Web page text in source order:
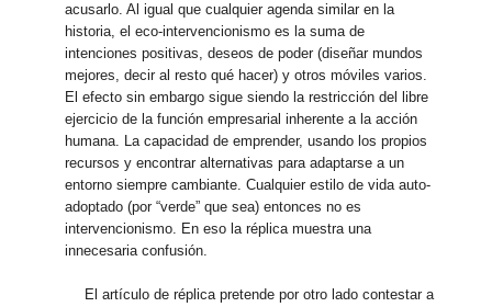
acusarlo. Al igual que cualquier agenda similar en la
historia, el eco-intervencionismo es la suma de
intenciones positivas, deseos de poder (diseñar mundos
mejores, decir al resto qué hacer) y otros móviles varios.
El efecto sin embargo sigue siendo la restricción del libre
ejercicio de la función empresarial inherente a la acción
humana. La capacidad de emprender, usando los propios
recursos y encontrar alternativas para adaptarse a un
entorno siempre cambiante. Cualquier estilo de vida auto-
adoptado (por “verde” que sea) entonces no es
intervencionismo. En eso la réplica muestra una
innecesaria confusión.
El artículo de réplica pretende por otro lado contestar a